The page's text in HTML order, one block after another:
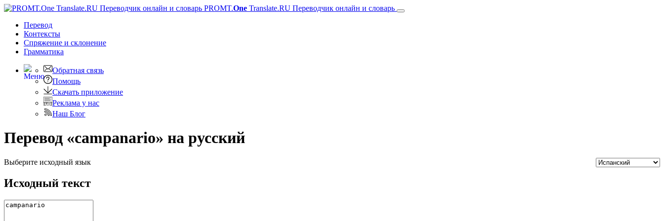
PROMT.One Translate.RU Переводчик онлайн и словарь
Перевод
Контексты
Спряжение и склонение
Грамматика
Обратная связь
Помощь
Скачать приложение
Реклама у нас
Наш Блог
Перевод «campanario» на русский
Выберите исходный язык
Исходный текст